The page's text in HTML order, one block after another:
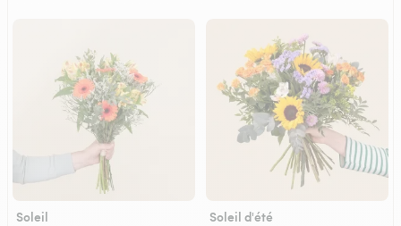
Soleil Soleil d'été